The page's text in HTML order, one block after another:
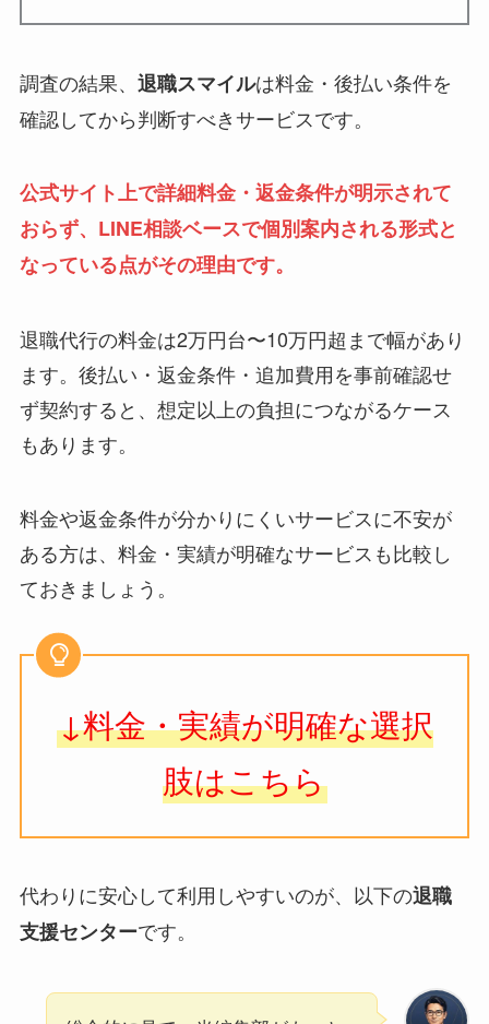
調査の結果、 退職スマイルは料金・後払い条件を
確認してから判断すべきサービスです。
公式サイト上で詳細料金・返金条件が明示されて
おらず、LINE相談ベースで個別案内される形式と
なっている点がその理由です。
退職代行の料金は2万円台〜10万円超まで幅があり
ます。後払い・返金条件・追加費用を事前確認せ
ず契約すると、想定以上の負担につながるケース
もあります。
料金や返金条件が分かりにくいサービスに不安が
ある方は、料金・実績が明確なサービスも比較し
ておきましょう。
↓料金・実績が明確な選択
肢はこちら
代わりに安心して利用しやすいのが、以下の退職
支援センターです。